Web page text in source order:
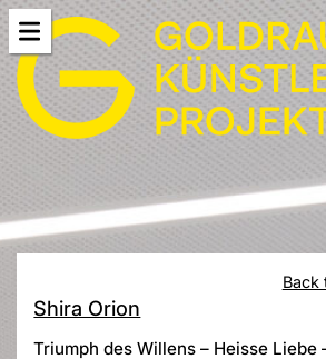
Back
Shira Orion
Triumph des Willens – Heisse Liebe